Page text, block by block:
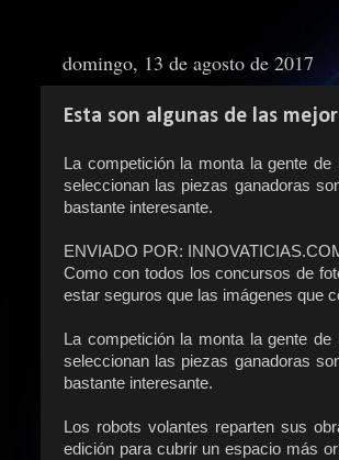
domingo, 13 de agosto de 2017
Esta son algunas de las
La competición la monta la gente
seleccionan las piezas ganadoras
bastante interesante.
ENVIADO POR:
Como con todos los concursos de
estar seguros que las imágenes que
La competición la monta la gente
seleccionan las piezas ganadoras
bastante interesante.
Los robots volantes reparten sus
edición para cubrir un espacio más